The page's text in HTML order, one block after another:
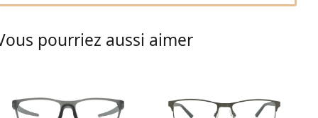
pourriez aussi aimer